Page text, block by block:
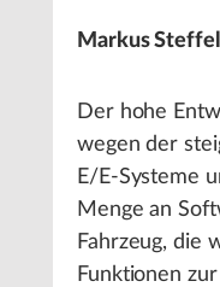
Markus
Der hohe
wegen der
E/E-Systeme
Menge an
Fahrzeug, die
Funktionen